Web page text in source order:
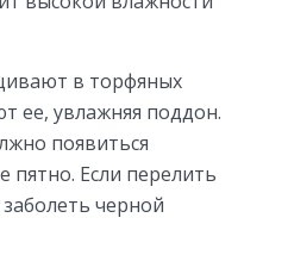
в торфяных
ее, увлажняя поддон.
появиться
Если перелить
черной